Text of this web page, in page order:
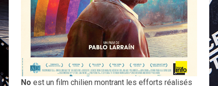
No est un film chilien montrant les efforts réalisés